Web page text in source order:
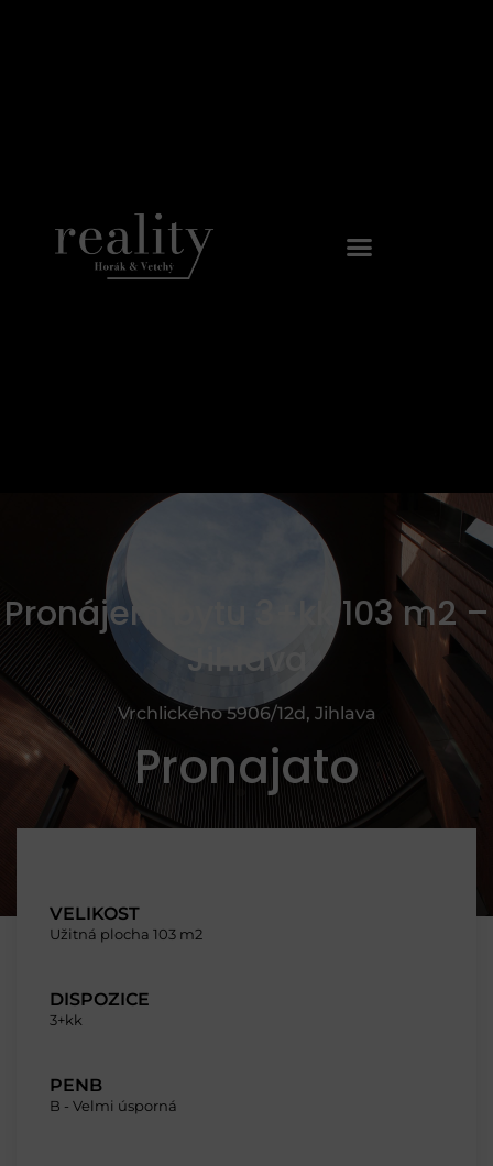
Pronájem bytu 3+kk 103 m2 –
Jihlava
Vrchlického 5906/12d, Jihlava
Pronajato
VELIKOST
Užitná plocha 103 m2
DISPOZICE
3+kk
PENB
B - Velmi úsporná